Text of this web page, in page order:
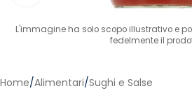
L'immagine ha solo scopo illustrativo e
fedelmente il
Home/Alimentari/Sughi e Salse